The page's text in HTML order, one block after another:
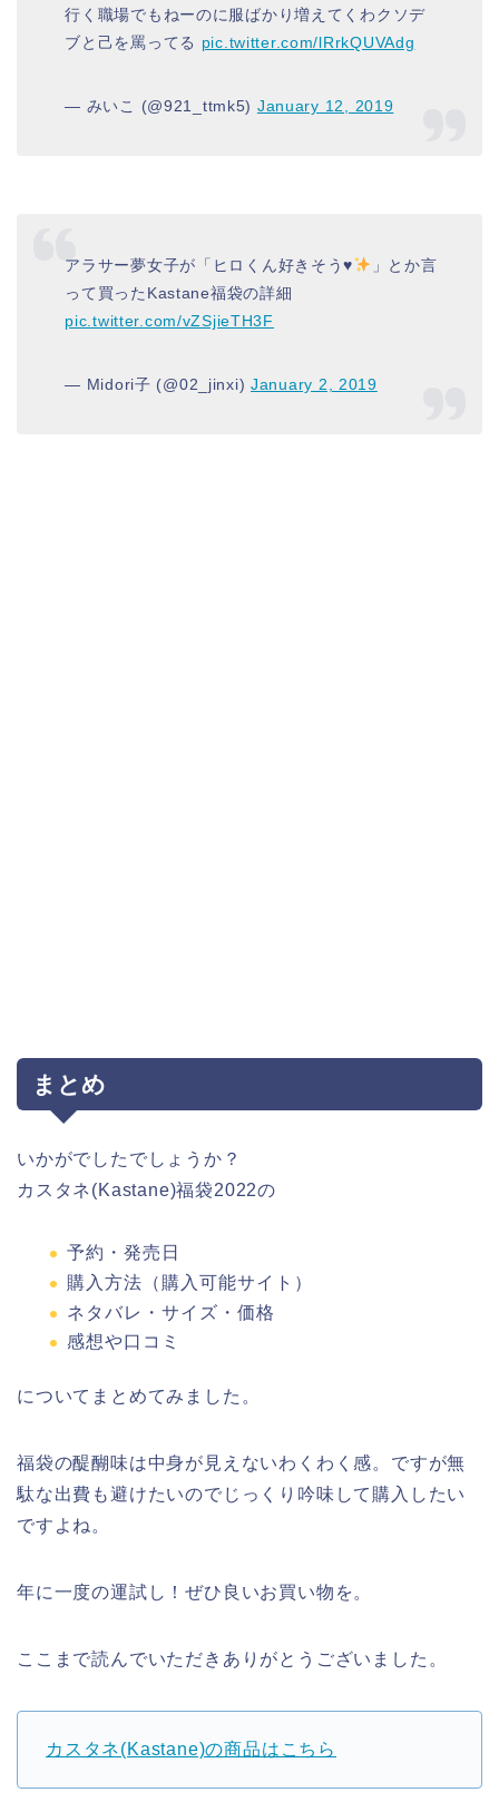
行く職場でもねーのに服ばかり増えてくわクソデ
ブと己を罵ってる pic.twitter.com/lRrkQUVAdg
— みいこ (@921_ttmk5) January 12, 2019
アラサー夢女子が「ヒロくん好きそう♥
」とか言
って買ったKastane福袋の詳細
pic.twitter.com/vZSjieTH3F
— Midori子 (@02_jinxi)January 2, 2019
まとめ
いかがでしたでしょうか？
カスタネ(Kastane)福袋2022の
予約・発売日
購入方法（購入可能サイト）
ネタバレ・サイズ・価格
感想や口コミ
についてまとめてみました。
福袋の醍醐味は中身が見えないわくわく感。ですが無
駄な出費も避けたいのでじっくり吟味して購入したい
ですよね。
年に一度の運試し！ぜひ良いお買い物を。
ここまで読んでいただきありがとうございました。
カスタネ(Kastane)の商品はこちら